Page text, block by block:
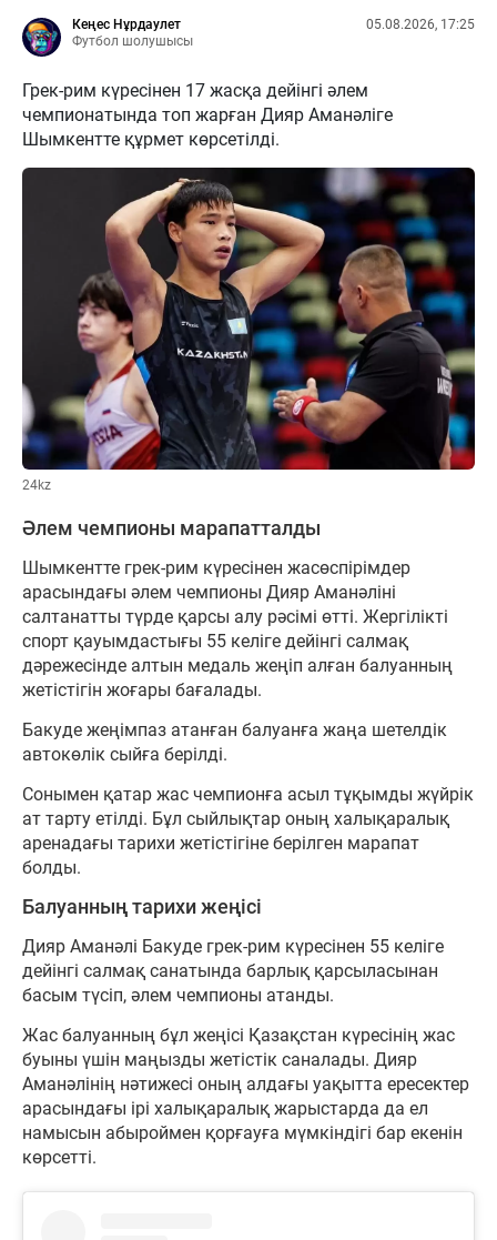
Кеңес Нұрдаулет
Футбол шолушысы
05.08.2026, 17:25
Грек-рим күресінен 17 жасқа дейінгі әлем
чемпионатында топ жарған Дияр Аманәліге
Шымкентте құрмет көрсетілді.
24kz
Әлем чемпионы марапатталды
Шымкентте грек-рим күресінен жасөспірімдер
арасындағы әлем чемпионы Дияр Аманәліні
салтанатты түрде қарсы алу рәсімі өтті. Жергілікті
спорт қауымдастығы 55 келіге дейінгі салмақ
дәрежесінде алтын медаль жеңіп алған балуанның
жетістігін жоғары бағалады.
Бакуде жеңімпаз атанған балуанға жаңа шетелдік
автокөлік сыйға берілді.
Сонымен қатар жас чемпионға асыл тұқымды жүйрік
ат тарту етілді. Бұл сыйлықтар оның халықаралық
аренадағы тарихи жетістігіне берілген марапат
болды.
Балуанның тарихи жеңісі
Дияр Аманәлі Бакуде грек-рим күресінен 55 келіге
дейінгі салмақ санатында барлық қарсыласынан
басым түсіп, әлем чемпионы атанды.
Жас балуанның бұл жеңісі Қазақстан күресінің жас
буыны үшін маңызды жетістік саналады. Дияр
Аманәлінің нәтижесі оның алдағы уақытта ересектер
арасындағы ірі халықаралық жарыстарда да ел
намысын абыроймен қорғауға мүмкіндігі бар екенін
көрсетті.